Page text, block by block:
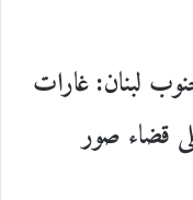
لبنان: غارات
قضاء صور